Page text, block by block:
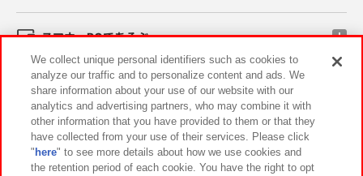
スマホ・PCであそぶ
イベント・キャンペーン
関連会社 サステナビリティ サイトポリシー
We collect unique personal identifiers such as cookies to
analyze our traffic and to personalize content and ads. We
share information about your use of our website with our
analytics and advertising partners, who may combine it with
other information that you have provided to them or that they
have collected from your use of their services. Please click
" here" to see more details about how we use cookies and
the retention period of each cookie. You have the right to opt